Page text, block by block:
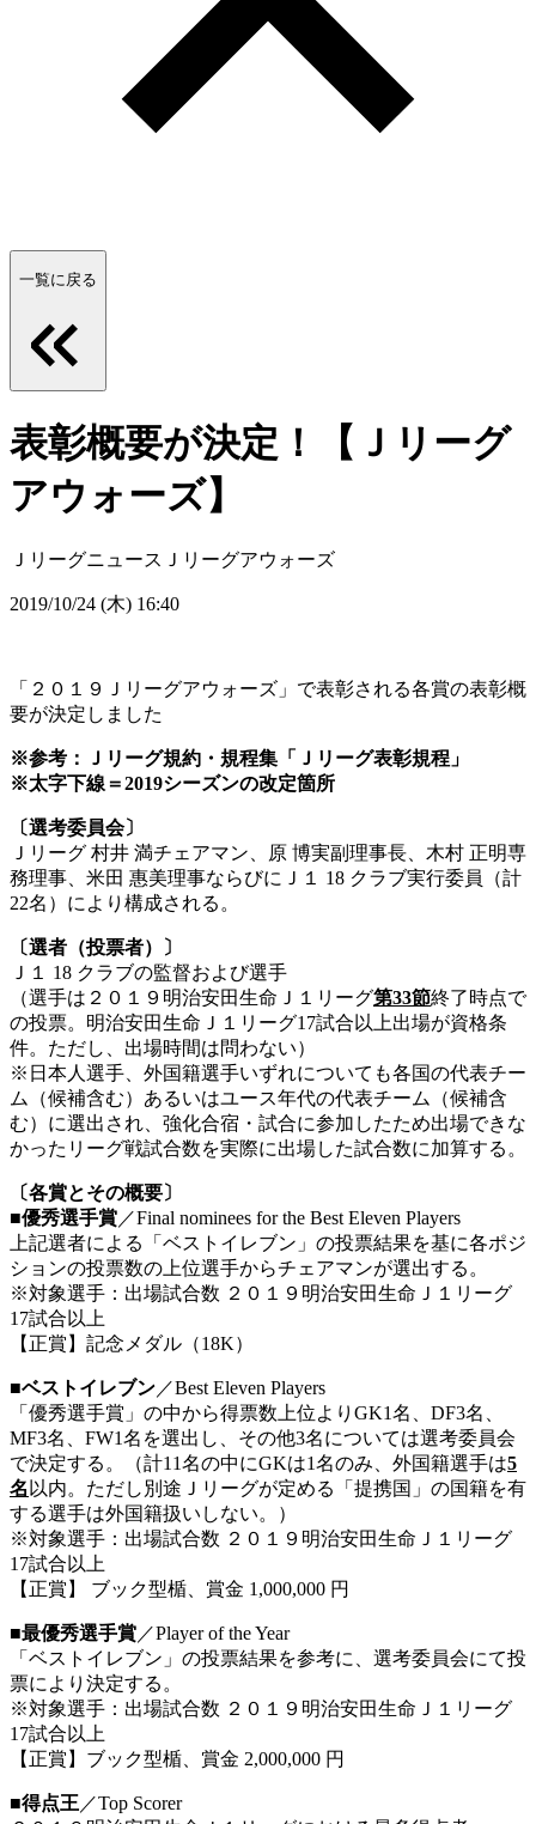
一覧に戻る
表彰概要が決定！【Ｊリーグ
アウォーズ】
Ｊリーグニュース Ｊリーグアウォーズ
2019/10/24 (木) 16:40
「２０１９Ｊリーグアウォーズ」で表彰される各賞の表彰概
要が決定しました
※参考：Ｊリーグ規約・規程集「Ｊリーグ表彰規程」
※太字下線＝2019シーズンの改定箇所
〔選考委員会〕
Ｊリーグ 村井 満チェアマン、原 博実副理事長、木村 正明専
務理事、米田 惠美理事ならびにＪ１ 18 クラブ実行委員（計
22名）により構成される。
〔選者（投票者）〕
Ｊ１ 18 クラブの監督および選手
（選手は２０１９明治安田生命Ｊ１リーグ第33節終了時点で
の投票。明治安田生命Ｊ１リーグ17試合以上出場が資格条
件。ただし、出場時間は問わない）
※日本人選手、外国籍選手いずれについても各国の代表チー
ム（候補含む）あるいはユース年代の代表チーム（候補含
む）に選出され、強化合宿・試合に参加したため出場できな
かったリーグ戦試合数を実際に出場した試合数に加算する。
〔各賞とその概要〕
■優秀選手賞／Final nominees for the Best Eleven Players
上記選者による「ベストイレブン」の投票結果を基に各ポジ
ションの投票数の上位選手からチェアマンが選出する。
※対象選手：出場試合数 ２０１９明治安田生命Ｊ１リーグ
17試合以上
【正賞】記念メダル（18K）
■ベストイレブン／Best Eleven Players
「優秀選手賞」の中から得票数上位よりGK1名、DF3名、
MF3名、FW1名を選出し、その他3名については選考委員会
で決定する。（計11名の中にGKは1名のみ、外国籍選手は5
名 以内。ただし別途Ｊリーグが定める「提携国」の国籍を有
する選手は外国籍扱いしない。）
※対象選手：出場試合数 ２０１９明治安田生命Ｊ１リーグ
17試合以上
【正賞】 ブック型楯、賞金 1,000,000 円
■最優秀選手賞／Player of the Year
「ベストイレブン」の投票結果を参考に、選考委員会にて投
票により決定する。
※対象選手：出場試合数 ２０１９明治安田生命Ｊ１リーグ
17試合以上
【正賞】ブック型楯、賞金 2,000,000 円
■得点王／Top Scorer